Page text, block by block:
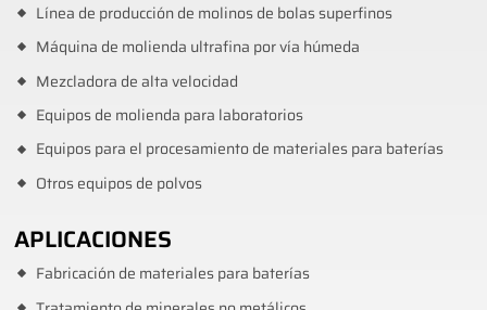
Línea de producción de molinos de bolas superfinos
Máquina de molienda ultrafina por vía húmeda
Mezcladora de alta velocidad
Equipos de molienda para laboratorios
Equipos para el procesamiento de materiales para baterías
Otros equipos de polvos
APLICACIONES
Fabricación de materiales para baterías